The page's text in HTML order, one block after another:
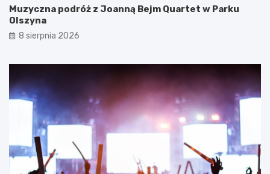
Muzyczna podróż z Joanną Bejm Quartet w Parku
Olszyna
8 sierpnia 2026